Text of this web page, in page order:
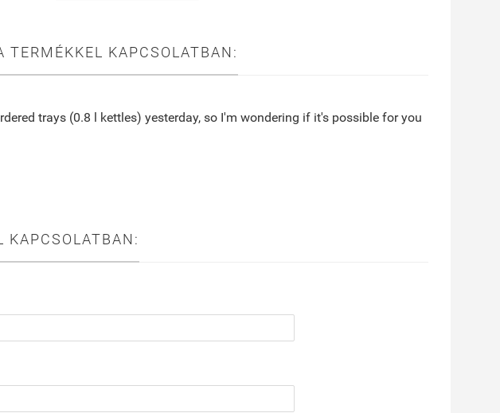
TERMÉKKEL KAPCSOLATBAN:
trays (0.8 l kettles) yesterday, so I'm wondering if it's possible for you
KAPCSOLATBAN: